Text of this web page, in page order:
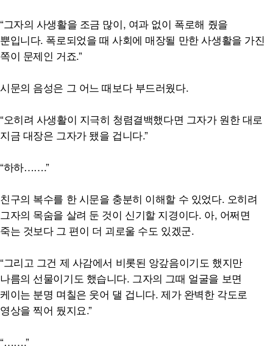
“그자의 사생활을 조금 많이, 여과 없이 폭로해 줬을
뿐입니다. 폭로되었을 때 사회에 매장될 만한 사생활을 가진
쪽이 문제인 거죠.”
시문의 음성은 그 어느 때보다 부드러웠다.
“오히려 사생활이 지극히 청렴결백했다면 그자가 원한 대로
지금 대장은 그자가 됐을 겁니다.”
“하하…….”
친구의 복수를 한 시문을 충분히 이해할 수 있었다. 오히려
그자의 목숨을 살려 둔 것이 신기할 지경이다. 아, 어쩌면
죽는 것보다 그 편이 더 괴로울 수도 있겠군.
“그리고 그건 제 사감에서 비롯된 앙갚음이기도 했지만
나름의 선물이기도 했습니다. 그자의 그때 얼굴을 보면
케이는 분명 며칠은 웃어 댈 겁니다. 제가 완벽한 각도로
영상을 찍어 뒀지요.”
“…….”